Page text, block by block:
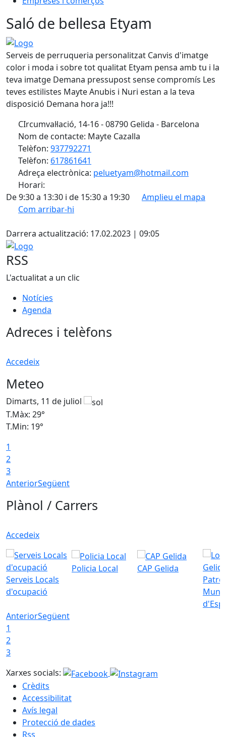
Saló de bellesa Etyam
Logo
Serveis de perruqueria personalitzat Canvis d'imatge
color i moda i sobre tot qualitat Etyam pensa amb tu i la
teva imatge Demana pressupost sense compromís Les
teves estilistes Mayte Anubis i Nuri estan a la teva
disposició Demana hora ja!!!
CIrcumval·lació, 14-16 - 08790 Gelida - Barcelona
Nom de contacte: Mayte Cazalla
Telèfon: 937792271
Telèfon: 617861641
Adreça electrònica: peluetyam@hotmail.com
Horari:
De 9:30 a 13:30 i de 15:30 a 19:30
Amplieu el mapa
Com arribar-hi
−
Darrera actualització: 17.02.2023 | 09:05
Logo
RSS
L'actualitat a un clic
Notícies
Agenda
Adreces i telèfons
Accedeix
Meteo
Dimarts, 11 de juliol
T.Màx: 29°
T.Min: 19°
1
2
3
AnteriorSegüent
Plànol / Carrers
Accedeix
Serveis Locals
d'ocupació
Policia Local
CAP Gelida
AnteriorSegüent
1
2
3
Xarxes socials:
Crèdits
Accessibilitat
Avís legal
Protecció de dades
Rss